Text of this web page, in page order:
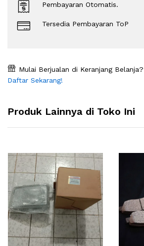
Pembayaran Otomatis.
Tersedia Pembayaran ToP
Mulai Berjualan di Keranjang Belanja?
Daftar Sekarang!
Produk Lainnya di Toko Ini